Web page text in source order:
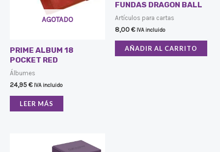
AGOTADO
PRIME ALBUM 18
POCKET RED
Álbumes
24,95€ IVA incluido
LEER MÁS
FUNDAS DRAGON BALL
Artículos para cartas
8,00€ IVA incluido
AÑADIR AL CARRITO